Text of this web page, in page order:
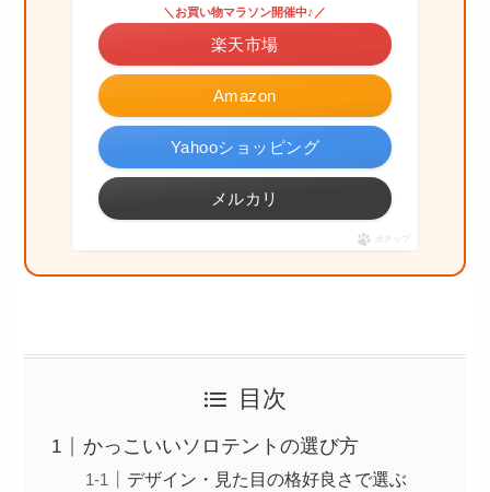
Amazon
＼お買い物マラソン開催中♪／
楽天市場
Yahooショッピング
メルカリ
ポチップ
目次
かっこいいソロテントの選び方
デザイン・見た目の格好良さで選ぶ